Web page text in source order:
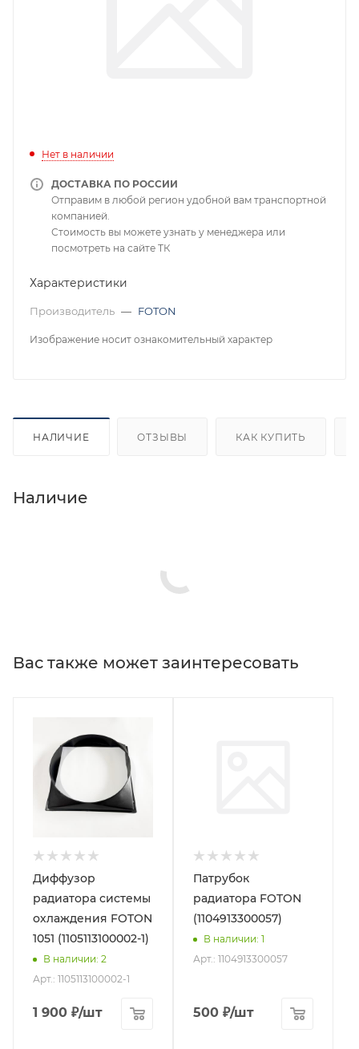
Нет в наличии
ДОСТАВКА ПО РОССИИ
Отправим в любой регион удобной вам транспортной
компанией.
Стоимость вы можете узнать у менеджера или
посмотреть на сайте ТК
Характеристики
Производитель — FOTON
Изображение носит ознакомительный характер
НАЛИЧИЕ ОТЗЫВЫ КАК КУПИТЬ
Наличие
Вас также может заинтересовать
Диффузор
радиатора системы
охлаждения FOTON
1051 (1105113100002-1)
В наличии: 2
Арт.: 1105113100002-1
1 900 ₽/шт
Патрубок
радиатора FOTON
(1104913300057)
В наличии: 1
Арт.: 1104913300057
500 ₽/шт